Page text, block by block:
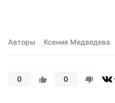
Авторы Ксения Медведева
0 0